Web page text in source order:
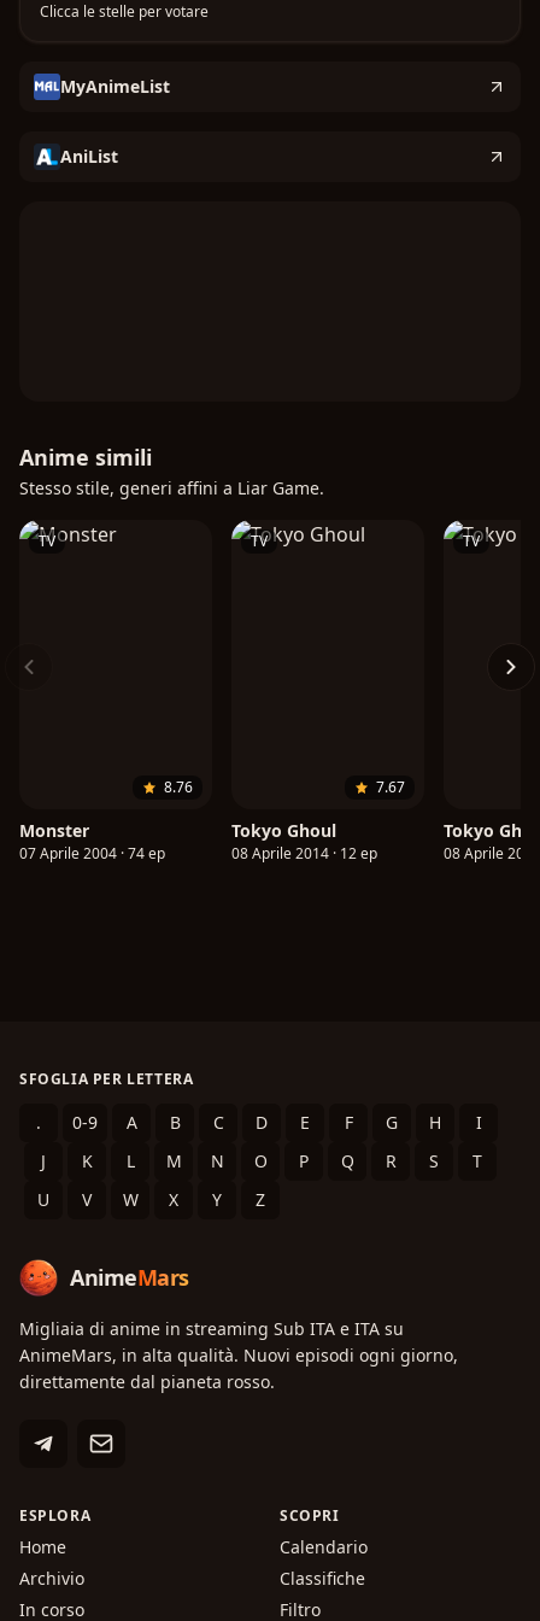
inganni: il mondo del Liar Game.
Clicca le stelle per votare
MyAnimeList
AniList
Anime simili
Stesso stile, generi affini a Liar Game.
TV
8.76
Monster
07 Aprile 2004 · 74 ep
TV
7.67
Tokyo Ghoul
08 Aprile 2014 · 12 ep
TV
Tokyo
08 Aprile
SFOGLIA PER LETTERA
. 0-9 A B C D E F G H
I
J
K L M N O P Q R S
T
U
V W X Y Z
AnimeMars
Migliaia di anime in streaming Sub ITA e ITA su
AnimeMars, in alta qualità. Nuovi episodi ogni giorno,
direttamente dal pianeta rosso.
ESPLORA
Home
Archivio
In corso
SCOPRI
Calendario
Classifiche
Filtro